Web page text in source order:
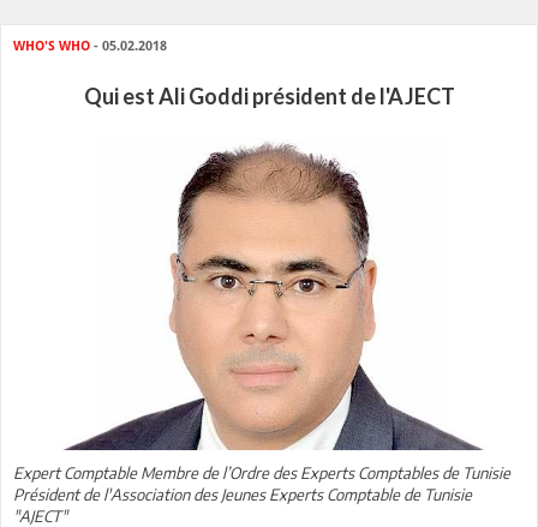
WHO'S WHO - 05.02.2018
Qui est Ali Goddi président de l'AJECT
Expert Comptable Membre de l’Ordre des Experts Comptables de Tunisie
Président de l'Association des Jeunes Experts Comptable de Tunisie
"AJECT"